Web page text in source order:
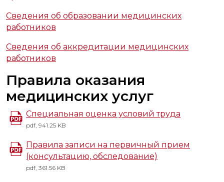
Сведения об образовании медицинских
работников
Сведения об аккредитации медицинских
работников
Правила оказания
медицинских услуг
Специальная оценка условий труда
pdf, 941.25 KB
Правила записи на первичный прием
(консультацию, обследование)
pdf, 361.56 KB